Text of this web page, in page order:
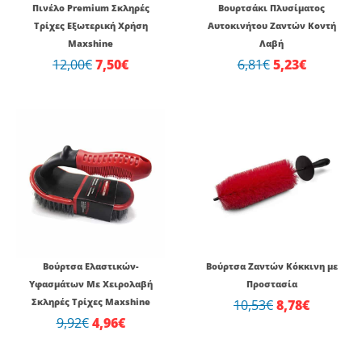
Πινέλο Premium Σκληρές
Τρίχες Εξωτερική Χρήση
Maxshine
12,00€7,50€
Βουρτσάκι Πλυσίματος
Αυτοκινήτου Ζαντών Κοντή
Λαβή
6,81€5,23€
Βούρτσα Ελαστικών-
Υφασμάτων Με Χειρολαβή
Σκληρές Τρίχες Maxshine
9,92€
was:
9,92€.
4,96€
τιμή
είναι:
4,96€.
Βούρτσα Ζαντών Κόκκινη με
Προστασία
10,53€
was:
10,53€.
8,78€
τιμή